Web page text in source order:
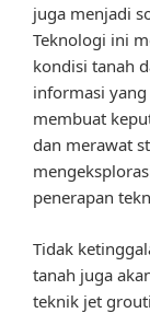
juga menjadi
Teknologi ini
kondisi tanah
informasi
membuat
dan merawat
penerapan
Tidak
tanah juga
teknik jet